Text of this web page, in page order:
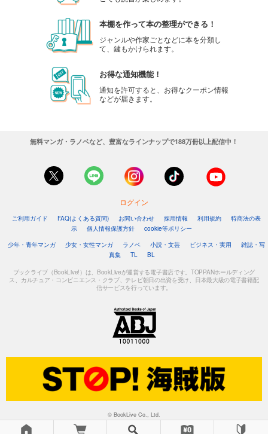
本棚を作って本の整理ができる！
ジャンルや作家ごとなどに本を分類し
て、鍵もかけられます。
お得な通知機能！
通知を許可すると、お得なクーポン情報
などが届きます。
無料マンガ・ラノベなど、豊富なラインナップで188万冊以上配信中！
ログイン
ご利用ガイド FAQ(よくある質問) お問い合わせ 採用情報 利用規約
特商法の表
示
個人情報保護方針
cookie等ポリシー
少年・青年マンガ
少女・女性マンガ ラノベ 小説・文芸 ビジネス・実用
雑誌・写
真集
TL BL
ブックライブ（BookLive!）は、BookLiveが運営する電子書店です。TOPPANホールディング
ス、カルチュア・コンビニエンス・クラブ、テレビ朝日の出資を受け、日本最大級の電子書籍配
信サービスを行っています。
© BookLive Co., Ltd.